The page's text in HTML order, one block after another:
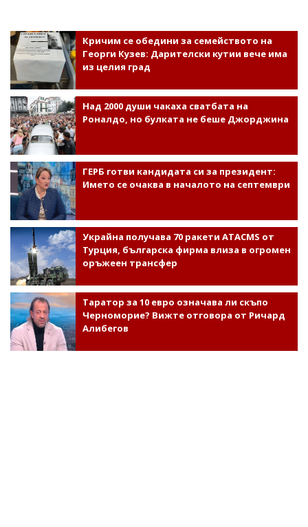
Кричим се обедини за семейството на
Георги Кузев: Дарителски кутии вече има
из целия град
Над 2000 души чакаха сватбата на
Роналдо, но булката не беше Джорджина
ГЕРБ готви кандидата си за президент:
Името се очаква в началото на септември
Украйна получава 70 ракети ATACMS от
Турция, българска фирма влиза в огромен
оръжеен трансфер
Таратор за 10 евро означава ли скъпо
Черноморие? Вижте отговора от Ричард
Алибегов